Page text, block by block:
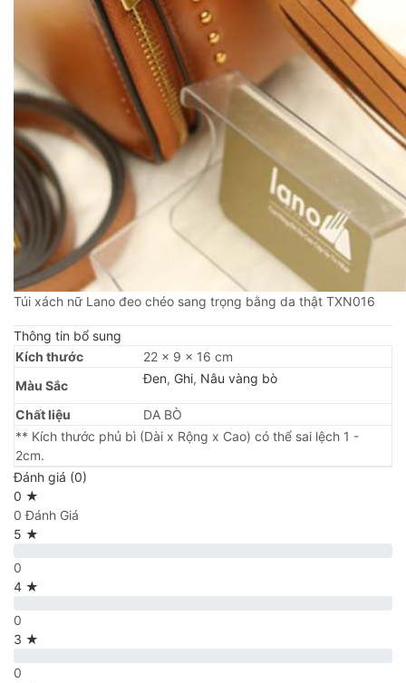
Túi xách nữ Lano đeo chéo sang trọng bằng da thật TXN016
Thông tin bổ sung
Kích thước
22 × 9 × 16 cm
Màu Sắc
Đen, Ghi, Nâu vàng bò
Chất liệu
DA BÒ
** Kích thước phủ bì (Dài x Rộng x Cao) có thể sai lệch 1 -
2cm.
Đánh giá (0)
0 ★
0 Đánh Giá
5 ★
0
4 ★
0
3 ★
0